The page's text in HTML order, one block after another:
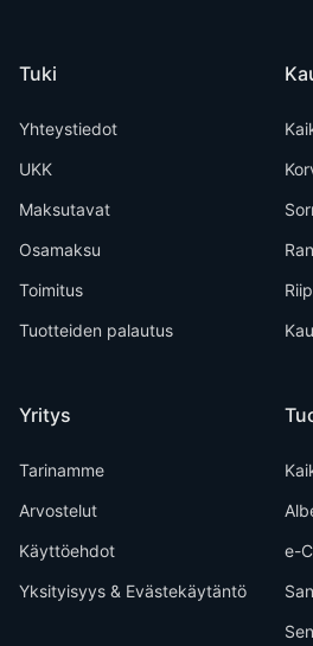
Tuki
Yhteystiedot
UKK
Maksutavat
Osamaksu
Toimitus
Tuotteiden palautus
Yritys
Tarinamme
Arvostelut
Käyttöehdot
Yksityisyys & Evästekäytäntö
e-